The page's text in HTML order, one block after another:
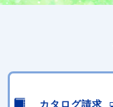
カタログ請求